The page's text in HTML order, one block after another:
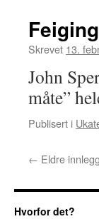
Skrevet 13.
John
måte”
Publisert i
← Eldre innlegg
Hvorfor det?